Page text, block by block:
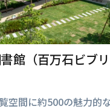
館（百万石ビブ
空間に約500の魅力的